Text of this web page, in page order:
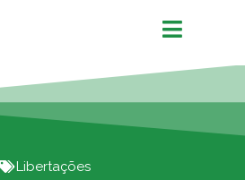
Libertações